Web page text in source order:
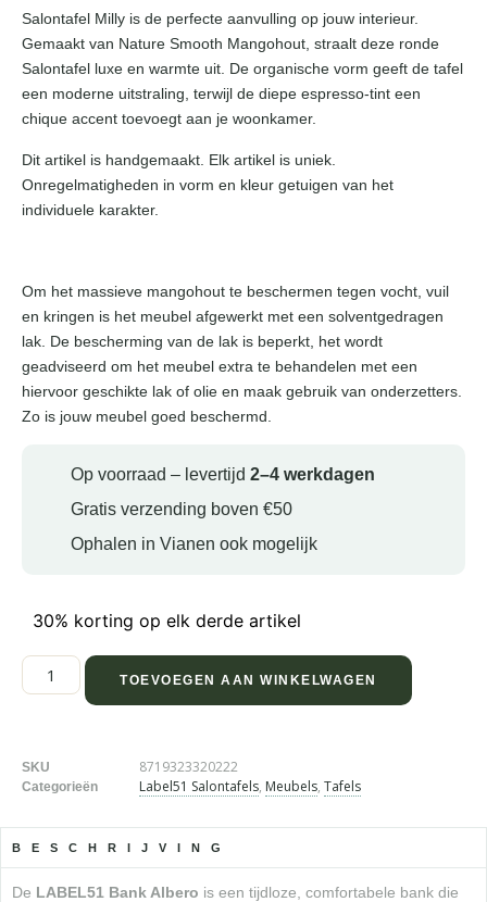
Salontafel Milly is de perfecte aanvulling op jouw interieur.
Gemaakt van Nature Smooth Mangohout, straalt deze ronde
Salontafel luxe en warmte uit. De organische vorm geeft de tafel
een moderne uitstraling, terwijl de diepe espresso-tint een
chique accent toevoegt aan je woonkamer.
Dit artikel is handgemaakt. Elk artikel is uniek.
Onregelmatigheden in vorm en kleur getuigen van het
individuele karakter.
Om het massieve mangohout te beschermen tegen vocht, vuil
en kringen is het meubel afgewerkt met een solventgedragen
lak. De bescherming van de lak is beperkt, het wordt
geadviseerd om het meubel extra te behandelen met een
hiervoor geschikte lak of olie en maak gebruik van onderzetters.
Zo is jouw meubel goed beschermd.
Op voorraad – levertijd 2–4 werkdagen
Gratis verzending boven €50
Ophalen in Vianen ook mogelijk
30% korting op elk derde artikel
TOEVOEGEN AAN WINKELWAGEN
SKU 8719323320222
Categorieën Label51 Salontafels, Meubels, Tafels
BESCHRIJVING
De LABEL51 Bank Albero is een tijdloze, comfortabele bank die